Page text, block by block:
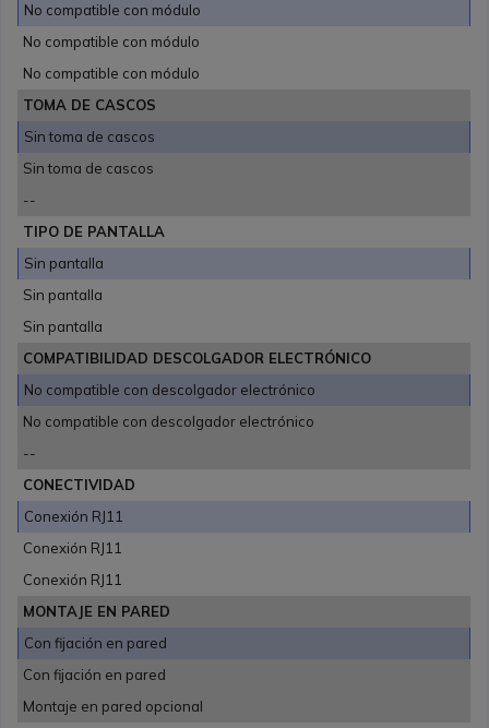
No compatible con módulo
No compatible con módulo
No compatible con módulo
TOMA DE CASCOS
Sin toma de cascos
Sin toma de cascos
--
TIPO DE PANTALLA
Sin pantalla
Sin pantalla
Sin pantalla
COMPATIBILIDAD DESCOLGADOR ELECTRÓNICO
No compatible con descolgador electrónico
No compatible con descolgador electrónico
--
CONECTIVIDAD
Conexión RJ11
Conexión RJ11
Conexión RJ11
MONTAJE EN PARED
Con fijación en pared
Con fijación en pared
Montaje en pared opcional